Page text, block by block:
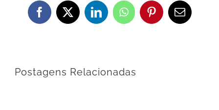
Facebook
X LinkedInWhatsApp
Pinterest
E-
mail
Postagens Relacionadas